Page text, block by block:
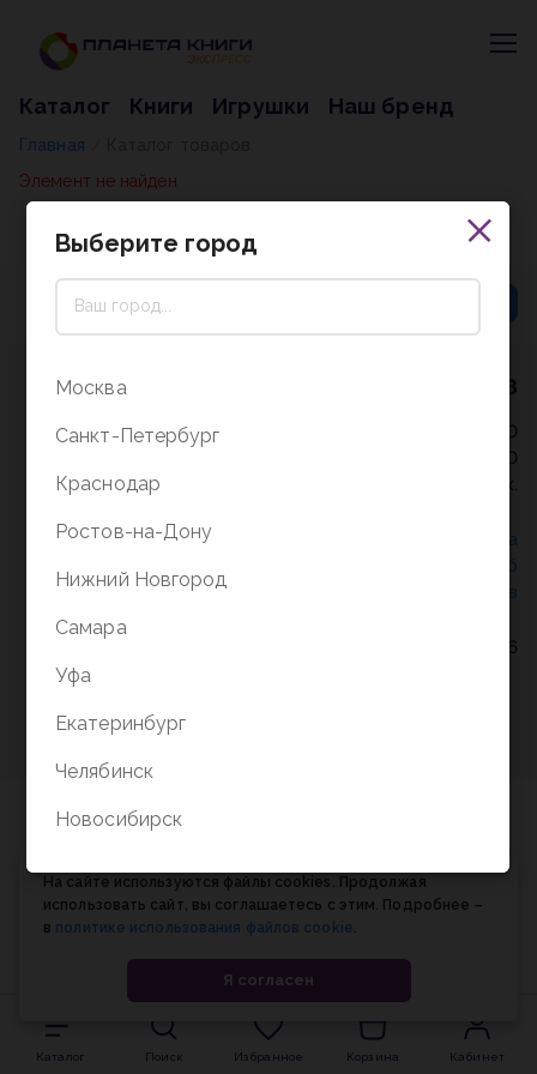
Каталог Книги Игрушки Наш бренд
Главная
Элемент не найден
8 (800) 5000-338
Режим работы - 9:30-20:00
в выходные и праздники - 10:00-19:00
без перерыва и выходных.
Политика конфиденциальности
СОГЛАСИЕ на
Соглашение об
использовании cookie-файлов
© Планета книги, 1998-2026
Каталог Поиск Избранное Корзина Кабинет
На сайте используются файлы cookies. Продолжая
использовать сайт, вы соглашаетесь с этим. Подробнее –
в политике использования файлов cookie.
Я согласен
Выберите город
Москва
Санкт-Петербург
Краснодар
Ростов-на-Дону
Нижний Новгород
Самара
Уфа
Екатеринбург
Челябинск
Новосибирск